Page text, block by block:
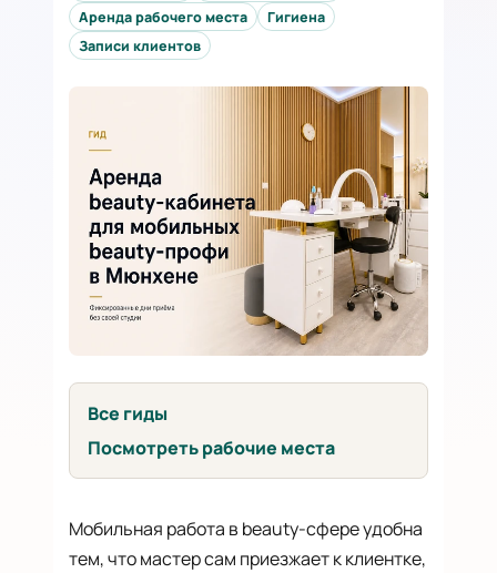
Аренда рабочего места
Гигиена
Записи клиентов
Все гиды
Посмотреть рабочие места
Мобильная работа в beauty-сфере удобна
тем, что мастер сам приезжает к клиентке,